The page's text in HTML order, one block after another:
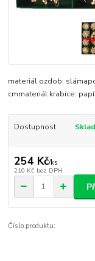
materiál ozdob:
cmmateriál krabice:
Dostupnost
254 Kč/ks
210 Kč bez DPH
Číslo produktu: